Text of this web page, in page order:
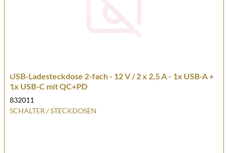
USB-Ladesteckdose 2-fach - 12 V / 2 x 2,5 A - 1x USB-A +
1x USB-C mit QC+PD
832011
SCHALTER / STECKDOSEN